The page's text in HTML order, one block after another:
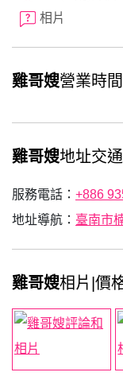
相片
雞哥嫂營業時間
雞哥嫂地址交
服務電話： +886
地址導航： 臺南市
雞哥嫂相片|價